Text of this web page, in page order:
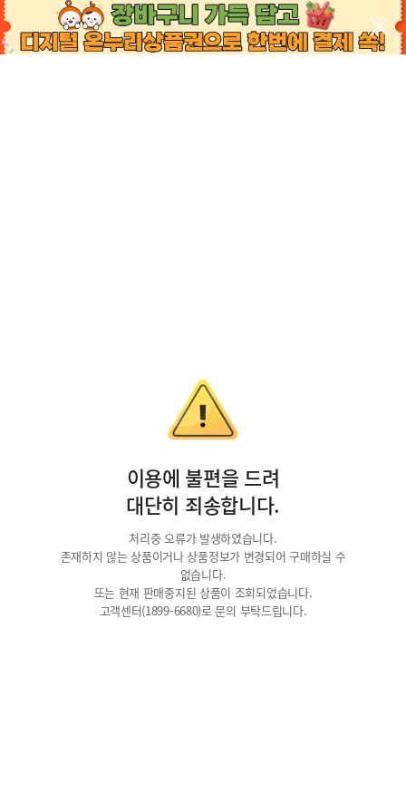
이용에 불편을 드려
대단히 죄송합니다.
처리중 오류가 발생하였습니다.
존재하지 않는 상품이거나 상품정보가 변경되어 구매하실 수
없습니다.
또는 현재 판매중지된 상품이 조회되었습니다.
고객센터(1899-6680)로 문의 부탁드립니다.